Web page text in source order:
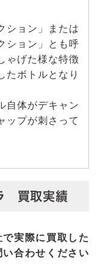
ション」または
ション」とも呼
ゃげた様な特徴
たボトルとなり
自体がデキャン
ップが刺さって
買取実績
実際に買取した
合わせください